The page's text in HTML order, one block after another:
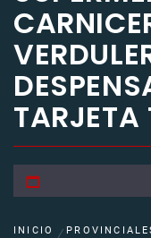
TARJETA
INICIO